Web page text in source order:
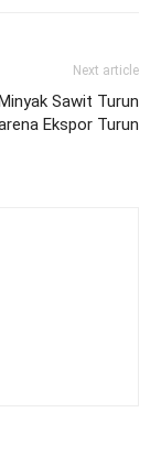
Next article
Sawit Turun
Ekspor Turun